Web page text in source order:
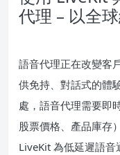
代理 – 以全
語音代理正在改變客
供免持、對話式的體
處，語音代理需要即
股票價格、產品庫存
LiveKit 為低延遲語音